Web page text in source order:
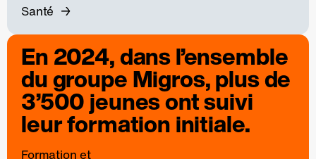
Santé
En 2024, dans l’ensemble
du groupe Migros, plus de
3’500 jeunes ont suivi
leur formation initiale.
Formation et